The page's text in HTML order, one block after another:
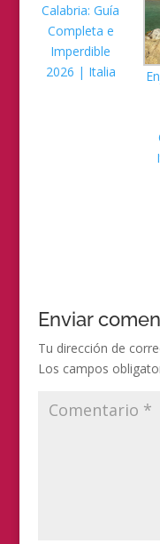
Calabria: Guía
Completa e
Imperdible
2026 | Italia
Enviar
Tu dirección de
Los campos